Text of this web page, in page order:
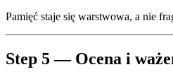
Pamięć staje się warstwowa, a nie
Step 5 — Ocena i